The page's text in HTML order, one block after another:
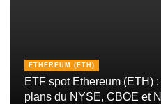
ETHEREUM (ETH)
ETF spot Ethereum (ETH)
plans du NYSE, CBOE et